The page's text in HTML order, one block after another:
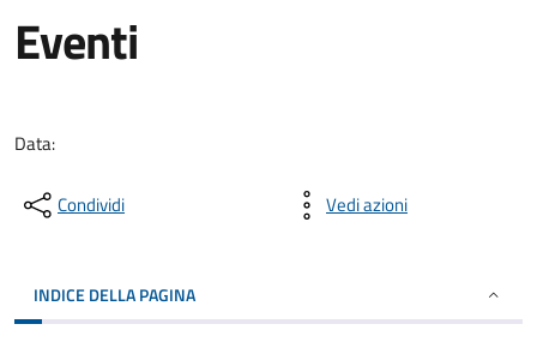
Eventi
Data:
Condividi Vedi azioni
INDICE DELLA PAGINA